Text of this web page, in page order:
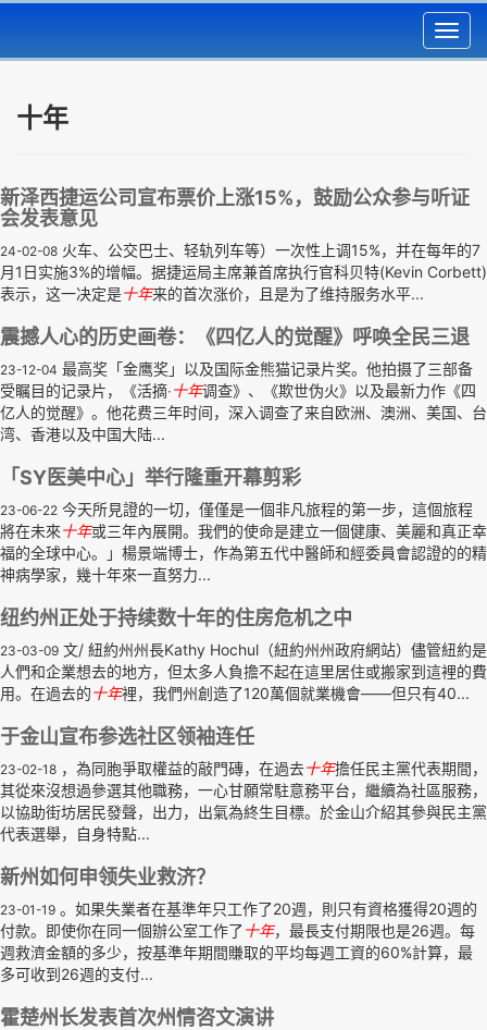
十年
新泽西捷运公司宣布票价上涨15%，鼓励公众参与听证
会发表意见
24-02-08 火车、公交巴士、轻轨列车等）一次性上调15%，并在每年的7
月1日实施3%的增幅。据捷运局主席兼首席执行官科贝特(Kevin Corbett)
表示，这一决定是十年来的首次涨价，且是为了维持服务水平...
震撼人心的历史画卷：《四亿人的觉醒》呼唤全民三退
23-12-04 最高奖「金鹰奖」以及国际金熊猫记录片奖。他拍摄了三部备
受瞩目的记录片，《活摘‧十年调查》、《欺世伪火》以及最新力作《四
亿人的觉醒》。他花费三年时间，深入调查了来自欧洲、澳洲、美国、台
湾、香港以及中国大陆...
「SY医美中心」举行隆重开幕剪彩
23-06-22 今天所見證的一切，僅僅是一個非凡旅程的第一步，這個旅程
將在未來十年或三年內展開。我們的使命是建立一個健康、美麗和真正幸
福的全球中心。」楊景端博士，作為第五代中醫師和經委員會認證的的精
神病學家，幾十年來一直努力...
纽约州正处于持续数十年的住房危机之中
23-03-09 文/ 紐約州州長Kathy Hochul（紐約州州政府網站）儘管紐約是
人們和企業想去的地方，但太多人負擔不起在這里居住或搬家到這裡的費
用。在過去的十年裡，我們州創造了120萬個就業機會——但只有40...
于金山宣布参选社区领袖连任
23-02-18 ，為同胞爭取權益的敲門磚，在過去十年擔任民主黨代表期間，
其從來沒想過參選其他職務，一心甘願常駐意務平台，繼續為社區服務，
以協助街坊居民發聲，出力，出氣為終生目標。於金山介紹其參與民主黨
代表選舉，自身特點...
新州如何申领失业救济？
23-01-19 。如果失業者在基準年只工作了20週，則只有資格獲得20週的
付款。即使你在同一個辦公室工作了十年，最長支付期限也是26週。每
週救濟金額的多少，按基準年期間賺取的平均每週工資的60%計算，最
多可收到26週的支付...
霍楚州长发表首次州情咨文演讲